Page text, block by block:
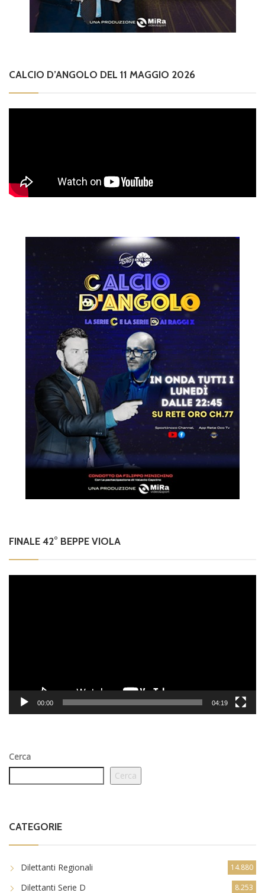
CALCIO D’ANGOLO DEL 11 MAGGIO 2026
FINALE 42° BEPPE VIOLA
00:00 04:19
Cerca
Cerca
CATEGORIE
Dilettanti Regionali 14.880
Dilettanti Serie D 8.253